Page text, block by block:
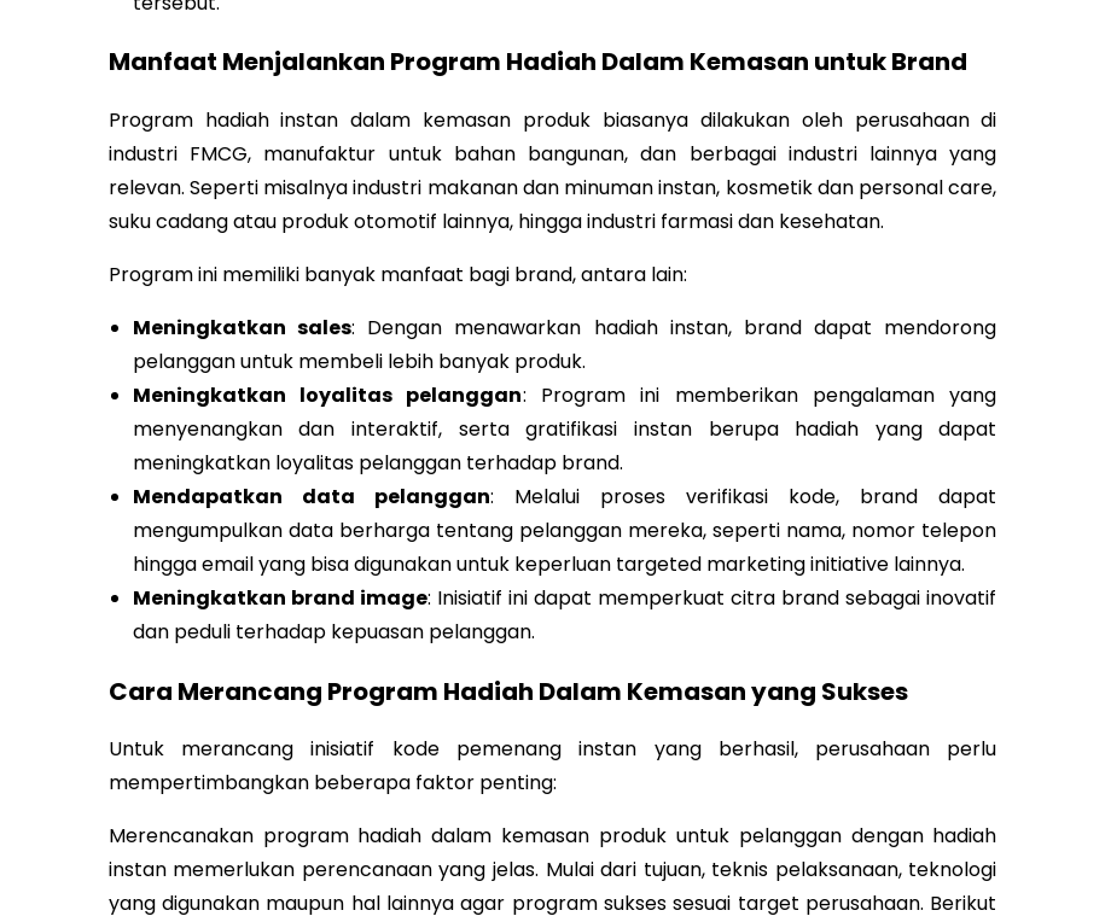
Manfaat Menjalankan Program Hadiah Dalam Kemasan untuk Brand
Program hadiah instan dalam kemasan produk biasanya dilakukan oleh perusahaan di
industri FMCG, manufaktur untuk bahan bangunan, dan berbagai industri lainnya yang
relevan. Seperti misalnya industri makanan dan minuman instan, kosmetik dan personal care,
suku cadang atau produk otomotif lainnya, hingga industri farmasi dan kesehatan.
Program ini memiliki banyak manfaat bagi brand, antara lain:
Meningkatkan sales: Dengan menawarkan hadiah instan, brand dapat mendorong
pelanggan untuk membeli lebih banyak produk.
Meningkatkan loyalitas pelanggan: Program ini memberikan pengalaman yang
menyenangkan dan interaktif, serta gratifikasi instan berupa hadiah yang dapat
meningkatkan loyalitas pelanggan terhadap brand.
Mendapatkan data pelanggan: Melalui proses verifikasi kode, brand dapat
mengumpulkan data berharga tentang pelanggan mereka, seperti nama, nomor telepon
hingga email yang bisa digunakan untuk keperluan targeted marketing initiative lainnya.
Meningkatkan brand image: Inisiatif ini dapat memperkuat citra brand sebagai inovatif
dan peduli terhadap kepuasan pelanggan.
Cara Merancang Program Hadiah Dalam Kemasan yang Sukses
Untuk merancang inisiatif kode pemenang instan yang berhasil, perusahaan perlu
mempertimbangkan beberapa faktor penting:
Merencanakan program hadiah dalam kemasan produk untuk pelanggan dengan hadiah
instan memerlukan perencanaan yang jelas. Mulai dari tujuan, teknis pelaksanaan, teknologi
yang digunakan maupun hal lainnya agar program sukses sesuai target perusahaan. Berikut